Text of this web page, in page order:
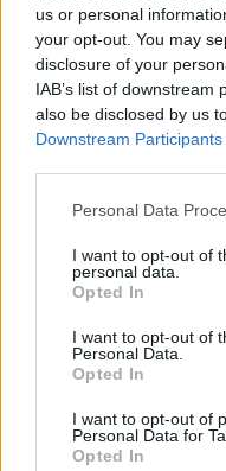
us or personal
your opt-out. You may
disclosure of your
IAB’s list of
also be disclosed by us
Downstream Participants
Personal Data
I want to opt-out of
personal data.
Opted In
I want to opt-out of
Personal Data.
Opted In
I want to opt-out of
Personal Data for
Opted In
Χρηματιστήριο Αθηνών:
από τις αρχές του έτους
Ελληνική Αναπτυξιακή
ανοίγει δρόμο για δάνεια
δισ. σε μικρομεσαίες
Η Chery επενδύει 75 εκατ.
Το FIAT 500 Hybrid τώρα από